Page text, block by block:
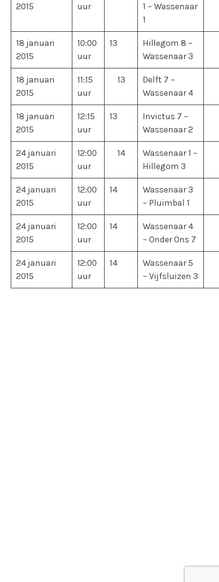
2015
uur
1 – Wassenaar
1
18 januari
2015
10:00
uur
13
Hillegom 8 –
Wassenaar 3
18 januari
2015
11:15
uur
13
Delft 7 –
Wassenaar 4
18 januari
2015
12:15
uur
13
Invictus 7 –
Wassenaar 2
24 januari
2015
12:00
uur
14
Wassenaar 1 –
Hillegom 3
24 januari
2015
12:00
uur
14
Wassenaar 3
– Pluimbal 1
24 januari
2015
12:00
uur
14
Wassenaar 4
– Onder Ons 7
24 januari
2015
12:00
uur
14
Wassenaar 5
– Vijfsluizen 3